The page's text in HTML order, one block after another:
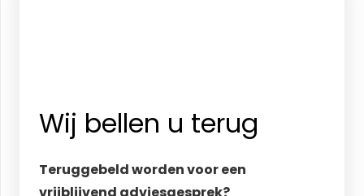
Wij bellen u terug
Teruggebeld worden voor een